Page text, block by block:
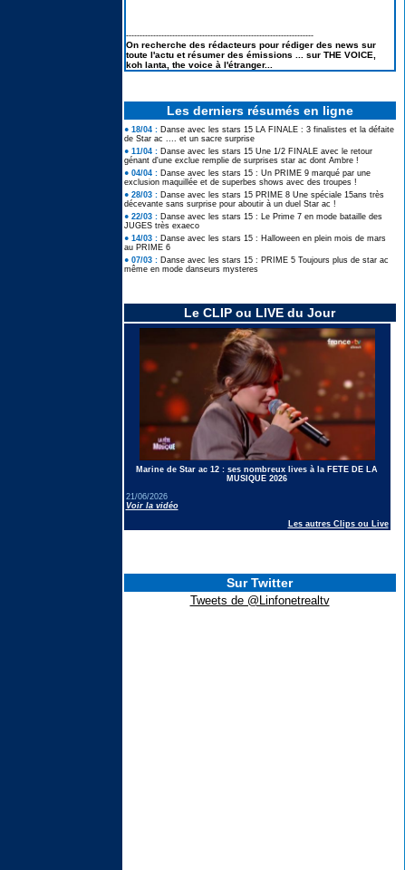
---------------------------------------------------------------------
On recherche des rédacteurs pour rédiger des news sur
toute l'actu et résumer des émissions ... sur THE VOICE,
koh lanta, the voice à l'étranger...
Les derniers résumés en ligne
● 18/04 : Danse avec les stars 15 LA FINALE : 3 finalistes et la défaite
de Star ac .... et un sacre surprise
● 11/04 : Danse avec les stars 15 Une 1/2 FINALE avec le retour
génant d'une exclue remplie de surprises star ac dont Ambre !
● 04/04 : Danse avec les stars 15 : Un PRIME 9 marqué par une
exclusion maquillée et de superbes shows avec des troupes !
● 28/03 : Danse avec les stars 15 PRIME 8 Une spéciale 15ans très
décevante sans surprise pour aboutir à un duel Star ac !
● 22/03 : Danse avec les stars 15 : Le Prime 7 en mode bataille des
JUGES très exaeco
● 14/03 : Danse avec les stars 15 : Halloween en plein mois de mars
au PRIME 6
● 07/03 : Danse avec les stars 15 : PRIME 5 Toujours plus de star ac
même en mode danseurs mysteres
Le CLIP ou LIVE du Jour
Marine de Star ac 12 : ses nombreux lives à la FETE DE LA
MUSIQUE 2026
21/06/2026
Voir la vidéo
Les autres Clips ou Live
Sur Twitter
Tweets de @Linfonetrealtv